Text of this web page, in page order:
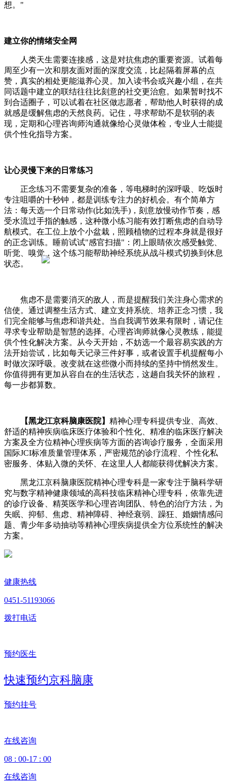
想。"
建立你的情绪安全网
人类天生需要连接感，这是对抗焦虑的重要资源。试着每
周至少有一次和朋友面对面的深度交流，比起隔着屏幕的点
赞，真实的相处更能滋养心灵。加入读书会或兴趣小组，在共
同话题中建立的联结往往比刻意的社交更治愈。如果暂时找不
到合适圈子，可以试着在社区做志愿者，帮助他人时获得的成
就感是缓解焦虑的天然良药。记住，寻求帮助不是软弱的表
现，定期和心理咨询师沟通就像给心灵做体检，专业人士能提
供个性化指导方案。
让心灵慢下来的日常练习
正念练习不需要复杂的准备，等电梯时的深呼吸、吃饭时
专注咀嚼的十秒钟，都是训练专注力的好机会。有个简单方
法：每天选一个日常动作(比如洗手)，刻意放慢动作节奏，感
受水流过手指的触感，这种微小练习能有效打断焦虑的自动导
航模式。在工位上放个小盆栽，照顾植物的过程本身就是很好
的正念训练。睡前试试"感官扫描"：闭上眼睛依次感受触觉、
听觉、嗅觉，这个练习能帮助神经系统从战斗模式切换到休息
状态。
焦虑不是需要消灭的敌人，而是提醒我们关注身心需求的
信使。通过调整生活方式、建立支持系统、培养正念习惯，我
们完全能够与焦虑和谐共处。当自我调节效果有限时，请记住
寻求专业帮助是智慧的选择。心理咨询师就像心灵教练，能提
供个性化解决方案。从今天开始，不妨选一个最容易实践的方
法开始尝试，比如每天记录三件好事，或者设置手机提醒每小
时做次深呼吸。改变就在这些微小而持续的坚持中悄然发生。
你值得拥有更加从容自在的生活状态，这趟自我关怀的旅程，
每一步都算数。
【黑龙江京科脑康医院】 精神心理专科提供专业、高效、
舒适的精神疾病临床医疗体验和个性化、精准的临床医疗解决
方案及全方位精神心理疾病等方面的咨询诊疗服务，全面采用
国际JCI标准质量管理体系，严密规范的诊疗流程、个性化私
密服务、体贴入微的关怀、在这里人人都能获得优解决方案。
黑龙江京科脑康医院精神心理专科是一家专注于脑科学研
究与数字精神健康领域的高科技临床精神心理专科，依靠先进
的诊疗设备、精英医学和心理咨询团队、特色的治疗方法，为
失眠、抑郁、焦虑、精神障碍、神经衰弱、躁狂、婚姻情感问
题、青少年多动抽动等精神心理疾病提供全方位系统性的解决
方案。
健康热线
0451-51193066
拨打电话
预约医生
快速预约京科脑康
预约挂号
在线咨询
08 : 00-17 : 00
在线咨询